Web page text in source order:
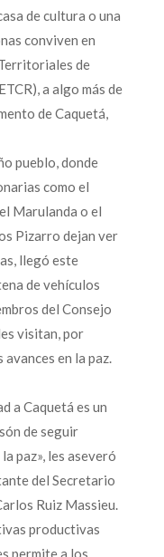
de cultura o una
conviven en
de
a algo más de
de Caquetá,
pueblo, donde
como el
Marulanda o el
Pizarro dejan ver
llegó este
de vehículos
del Consejo
visitan, por
en la paz.
a Caquetá es un
de seguir
paz», les aseveró
del Secretario
Ruiz Massieu.
productivas
permite a los